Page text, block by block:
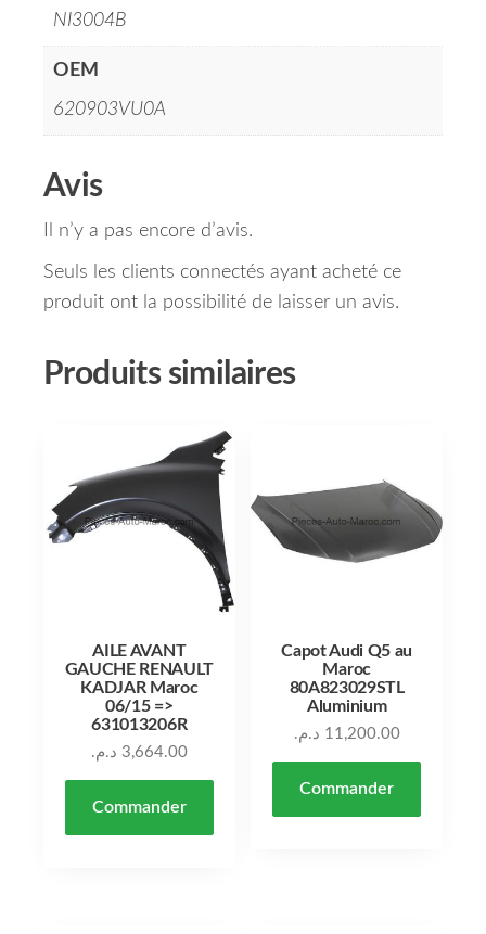
NI3004B
OEM
620903VU0A
Avis
Il n’y a pas encore d’avis.
Seuls les clients connectés ayant acheté ce
produit ont la possibilité de laisser un avis.
Produits similaires
AILE AVANT
GAUCHE RENAULT
KADJAR Maroc
06/15 =>
631013206R
3,664.00 د.م.
Commander
Capot Audi Q5 au
Maroc
80A823029STL
Aluminium
11,200.00 د.م.
Commander